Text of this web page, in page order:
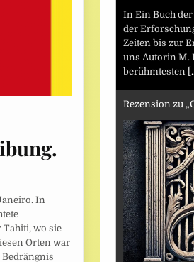
In Ein Buch
der
Zeiten bis zur
uns Autorin M.
berühmtesten
Rezension zu